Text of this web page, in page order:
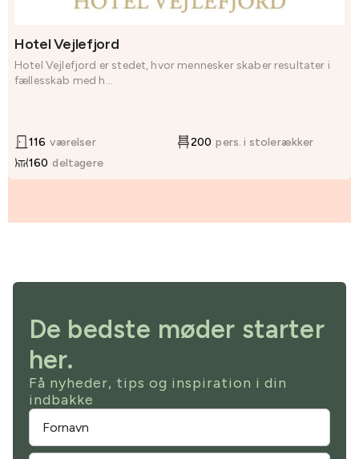
Hotel Vejlefjord
Hotel Vejlefjord er stedet, hvor mennesker skaber resultater i
fællesskab med h...
116 værelser 200 pers. i stolerækker
160 deltagere
De bedste møder starter
her.
Få nyheder, tips og inspiration i din
indbakke